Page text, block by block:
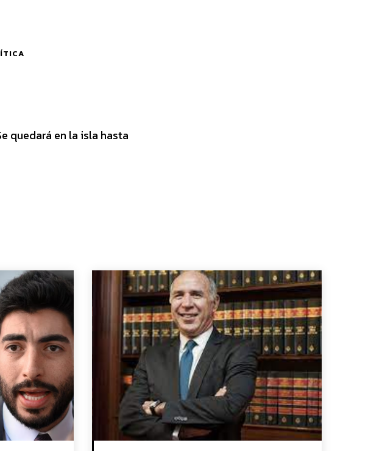
quedará en la isla hasta